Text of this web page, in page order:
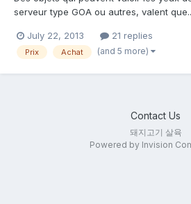
serveur type GOA ou autres, valent
July 22, 2013 21 replies
Prix Achat (and 5 more)
Contact Us
돼지고기 살육
Powered by Invision